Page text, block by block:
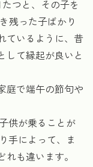
つと、その子を
残った子ばかり
ているように、昔
して縁起が良いと
庭で端午の節句や
供が乗ることが
手によって、ま
も違います。